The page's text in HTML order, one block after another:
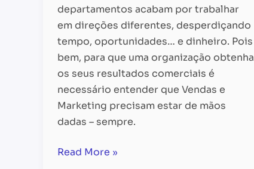
departamentos acabam por trabalhar
em direções diferentes, desperdiçando
tempo, oportunidades… e dinheiro. Pois
bem, para que uma organização obtenha
os seus resultados comerciais é
necessário entender que Vendas e
Marketing precisam estar de mãos
dadas – sempre.
Read More »